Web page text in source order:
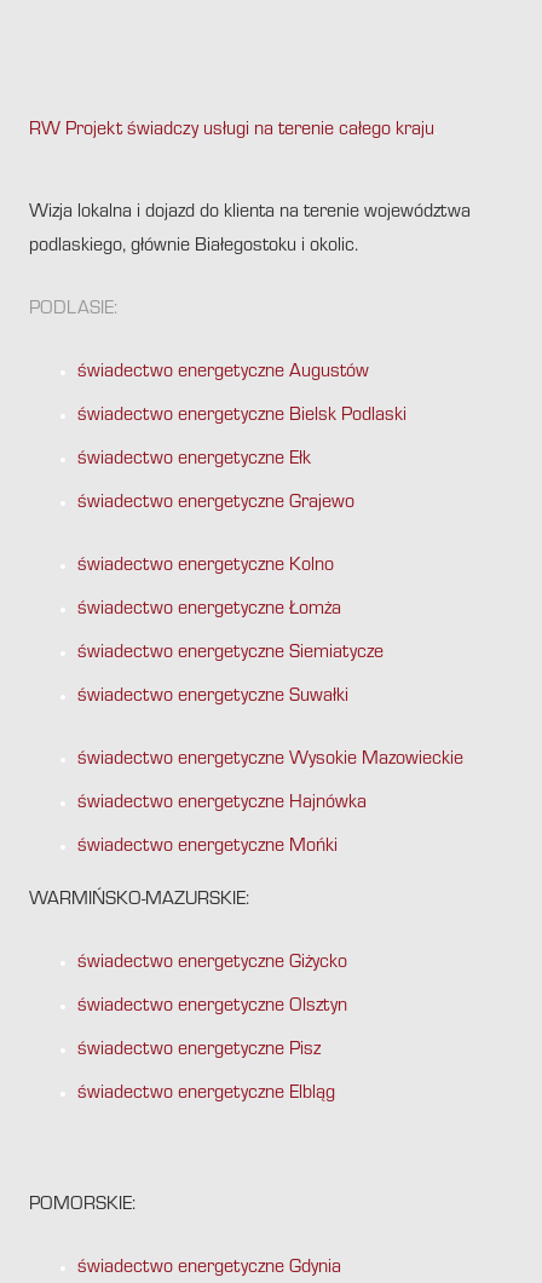
RW Projekt świadczy usługi na terenie całego kraju
Wizja lokalna i dojazd do klienta na terenie województwa
podlaskiego, głównie Białegostoku i okolic.
PODLASIE:
świadectwo energetyczne Augustów
świadectwo energetyczne Bielsk Podlaski
świadectwo energetyczne Ełk
świadectwo energetyczne Grajewo
świadectwo energetyczne Kolno
świadectwo energetyczne Łomża
świadectwo energetyczne Siemiatycze
świadectwo energetyczne Suwałki
świadectwo energetyczne Wysokie Mazowieckie
świadectwo energetyczne Hajnówka
świadectwo energetyczne Mońki
WARMIŃSKO-MAZURSKIE:
świadectwo energetyczne Giżycko
świadectwo energetyczne Olsztyn
świadectwo energetyczne Pisz
świadectwo energetyczne Elbląg
POMORSKIE:
świadectwo energetyczne Gdynia